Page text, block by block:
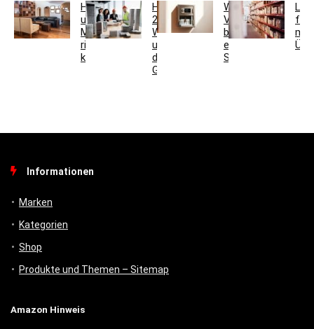
Holzfarben
und
Möbel
richtig
kombinieren
Hausmeisterservice
2.0:
Werkzeugkoffer
und
digitales
Gebäudemanagement
Welche
Vorteile
bietet
ein
Schlüsseltresor?
für
Informationen
Marken
Kategorien
Shop
Produkte und Themen – Sitemap
Amazon Hinweis